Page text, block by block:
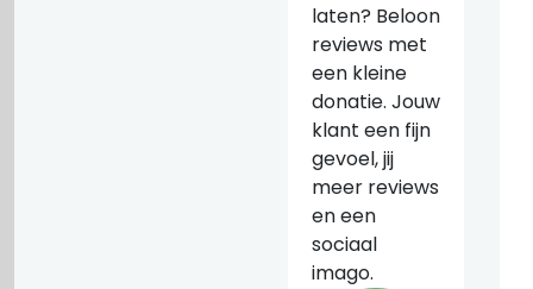
laten? Beloon
reviews met
een kleine
donatie. Jouw
klant een fijn
gevoel, jij
meer reviews
en een
sociaal
imago.